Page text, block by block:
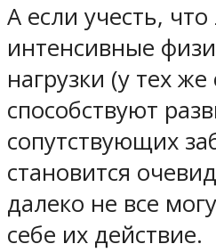
А если учесть,
интенсивные
нагрузки (у тех
способствуют
сопутствующих
становится
далеко не все
себе их действие.